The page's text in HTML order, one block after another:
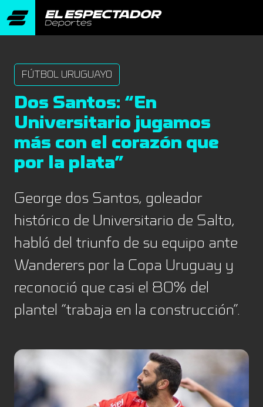
FÚTBOL URUGUAYO
Dos Santos: “En
Universitario jugamos
más con el corazón que
por la plata”
George dos Santos, goleador
histórico de Universitario de Salto,
habló del triunfo de su equipo ante
Wanderers por la Copa Uruguay y
reconoció que casi el 80% del
plantel “trabaja en la construcción”.